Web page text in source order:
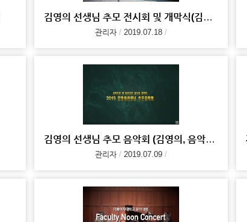
김영의 선생님 추모 전시회 및 개막식(김영의, 음악으로 참 아름다운 세상을 꿈꾸다)
관리자 2019.07.18
김영의 선생님 추모 음악회 (김영의, 음악으로 참 아름다운 세상을 꿈꾸다)
관리자 2019.07.09